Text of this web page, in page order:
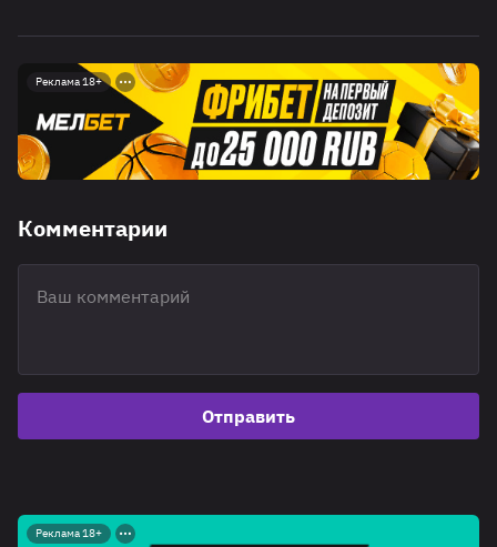
Реклама 18+
Комментарии
Отправить
Реклама 18+